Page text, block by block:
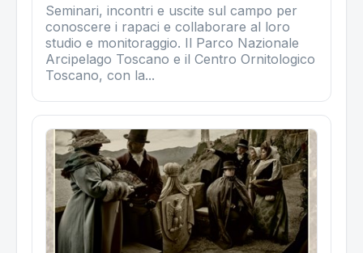
Seminari, incontri e uscite sul campo per
conoscere i rapaci e collaborare al loro
studio e monitoraggio. Il Parco Nazionale
Arcipelago Toscano e il Centro Ornitologico
Toscano, con la...